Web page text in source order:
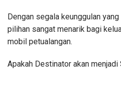
Dengan segala keunggulan
pilihan sangat menarik bagi
mobil petualangan.
Apakah Destinator akan menjadi